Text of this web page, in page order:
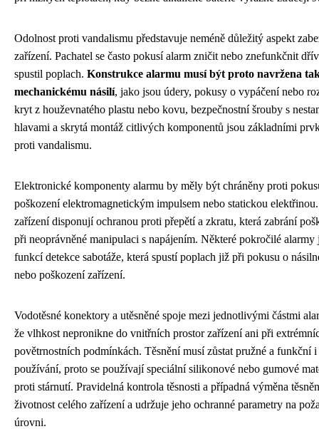
Odolnost proti vandalismu představuje neméně důležitý aspekt
zařízení. Pachatel se často pokusí alarm zničit nebo znefunkčnit
spustil poplach. Konstrukce alarmu musí být proto navržena
mechanickému násilí, jako jsou údery, pokusy o vypáčení nebo
kryt z houževnatého plastu nebo kovu, bezpečnostní šrouby s
hlavami a skrytá montáž citlivých komponentů jsou základními
proti vandalismu.
Elektronické komponenty alarmu by měly být chráněny proti
poškození elektromagnetickým impulsem nebo statickou
zařízení disponují ochranou proti přepětí a zkratu, která zabrání
při neoprávněné manipulaci s napájením. Některé pokročilé
funkcí detekce sabotáže, která spustí poplach již při pokusu o
nebo poškození zařízení.
Vodotěsné konektory a utěsněné spoje mezi jednotlivými částmi
že vlhkost nepronikne do vnitřních prostor zařízení ani při
povětrnostních podmínkách. Těsnění musí zůstat pružné a funkční
používání, proto se používají speciální silikonové nebo gumové
proti stárnutí. Pravidelná kontrola těsnosti a případná výměna
životnost celého zařízení a udržuje jeho ochranné parametry na
úrovni.